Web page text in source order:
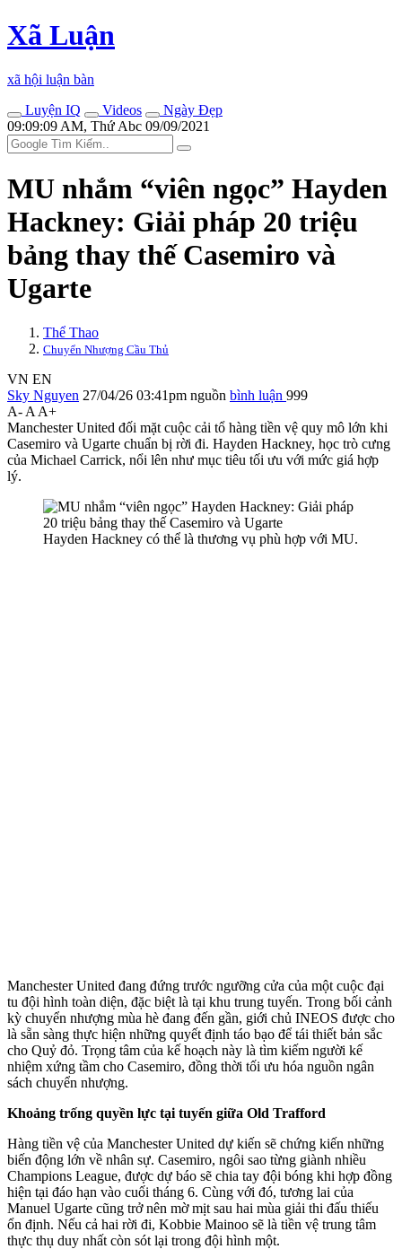
Xã Luận
xã hội luận bàn
Luyện IQ
Videos
Ngày Đẹp
09:09:09 AM, Thứ Abc 09/09/2021
MU nhắm “viên ngọc” Hayden
Hackney: Giải pháp 20 triệu
bảng thay thế Casemiro và
Ugarte
Thể Thao
Chuyển Nhượng Cầu Thủ
VN EN
Sky Nguyen 27/04/26 03:41pm nguồn bình luận 999
A- A A+
Manchester United đối mặt cuộc cải tổ hàng tiền vệ quy mô lớn khi
Casemiro và Ugarte chuẩn bị rời đi. Hayden Hackney, học trò cưng
của Michael Carrick, nổi lên như mục tiêu tối ưu với mức giá hợp
lý.
Hayden Hackney có thể là thương vụ phù hợp với MU.
Manchester United đang đứng trước ngưỡng cửa của một cuộc đại
tu đội hình toàn diện, đặc biệt là tại khu trung tuyến. Trong bối cảnh
kỳ chuyển nhượng mùa hè đang đến gần, giới chủ INEOS được cho
là sẵn sàng thực hiện những quyết định táo bạo để tái thiết bản sắc
cho Quỷ đỏ. Trọng tâm của kế hoạch này là tìm kiếm người kế
nhiệm xứng tầm cho Casemiro, đồng thời tối ưu hóa nguồn ngân
sách chuyển nhượng.
Khoảng trống quyền lực tại tuyến giữa Old Trafford
Hàng tiền vệ của Manchester United dự kiến sẽ chứng kiến những
biến động lớn về nhân sự. Casemiro, ngôi sao từng giành nhiều
Champions League, được dự báo sẽ chia tay đội bóng khi hợp đồng
hiện tại đáo hạn vào cuối tháng 6. Cùng với đó, tương lai của
Manuel Ugarte cũng trở nên mờ mịt sau hai mùa giải thi đấu thiếu
ổn định. Nếu cả hai rời đi, Kobbie Mainoo sẽ là tiền vệ trung tâm
thực thụ duy nhất còn sót lại trong đội hình một.